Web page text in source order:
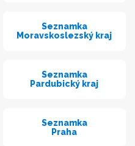
Seznamka
Moravskoslezský kraj
Seznamka
Pardubický kraj
Seznamka
Praha